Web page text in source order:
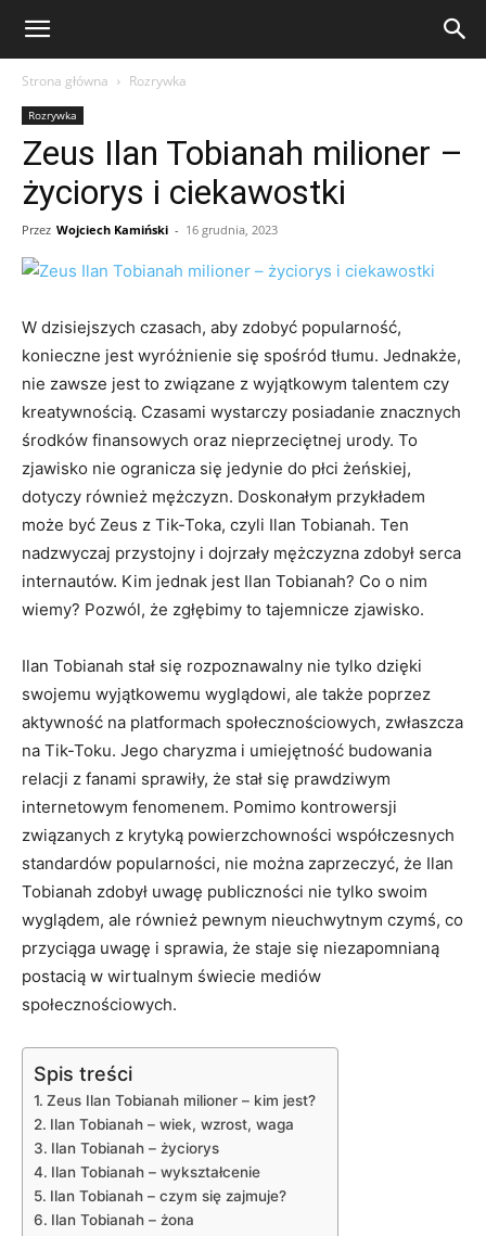
eFakty24.pl
Strona główna Rozrywka
Rozrywka
Zeus Ilan Tobianah milioner –
życiorys i ciekawostki
Przez Wojciech Kamiński - 16 grudnia, 2023
W dzisiejszych czasach, aby zdobyć popularność,
konieczne jest wyróżnienie się spośród tłumu. Jednakże,
nie zawsze jest to związane z wyjątkowym talentem czy
kreatywnością. Czasami wystarczy posiadanie znacznych
środków finansowych oraz nieprzeciętnej urody. To
zjawisko nie ogranicza się jedynie do płci żeńskiej,
dotyczy również mężczyzn. Doskonałym przykładem
może być Zeus z Tik-Toka, czyli Ilan Tobianah. Ten
nadzwyczaj przystojny i dojrzały mężczyzna zdobył serca
internautów. Kim jednak jest Ilan Tobianah? Co o nim
wiemy? Pozwól, że zgłębimy to tajemnicze zjawisko.
Ilan Tobianah stał się rozpoznawalny nie tylko dzięki
swojemu wyjątkowemu wyglądowi, ale także poprzez
aktywność na platformach społecznościowych, zwłaszcza
na Tik-Toku. Jego charyzma i umiejętność budowania
relacji z fanami sprawiły, że stał się prawdziwym
internetowym fenomenem. Pomimo kontrowersji
związanych z krytyką powierzchowności współczesnych
standardów popularności, nie można zaprzeczyć, że Ilan
Tobianah zdobył uwagę publiczności nie tylko swoim
wyglądem, ale również pewnym nieuchwytnym czymś, co
przyciąga uwagę i sprawia, że staje się niezapomnianą
postacią w wirtualnym świecie mediów
społecznościowych.
Spis treści
Zeus Ilan Tobianah milioner – kim jest?
Ilan Tobianah – wiek, wzrost, waga
Ilan Tobianah – życiorys
Ilan Tobianah – wykształcenie
Ilan Tobianah – czym się zajmuje?
Ilan Tobianah – żona